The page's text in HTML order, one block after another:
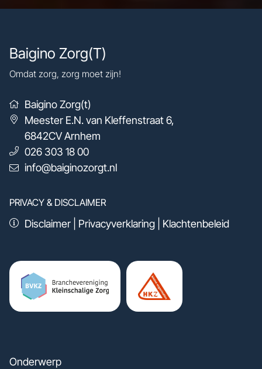
Baigino Zorg(T)
Omdat zorg, zorg moet zijn!
Baigino Zorg(t)
Meester E.N. van Kleffenstraat 6,
6842CV Arnhem
026 303 18 00
info@baiginozorgt.nl
PRIVACY & DISCLAIMER
Disclaimer| Privacyverklaring| Klachtenbeleid
Onderwerp